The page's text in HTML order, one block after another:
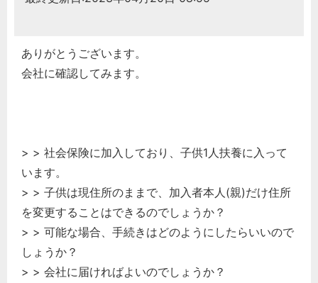
ありがとうございます。
会社に確認してみます。
> > 社会保険に加入しており、子供1人扶養に入って
います。
> > 子供は現住所のままで、加入者本人(親)だけ住所
を変更することはできるのでしょうか？
> > 可能な場合、手続きはどのようにしたらいいので
しょうか？
> > 会社に届ければよいのでしょうか？